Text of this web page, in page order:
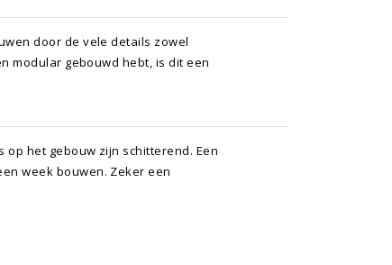
door de vele details zowel
modular gebouwd hebt, is dit een
het gebouw zijn schitterend. Een
week bouwen. Zeker een